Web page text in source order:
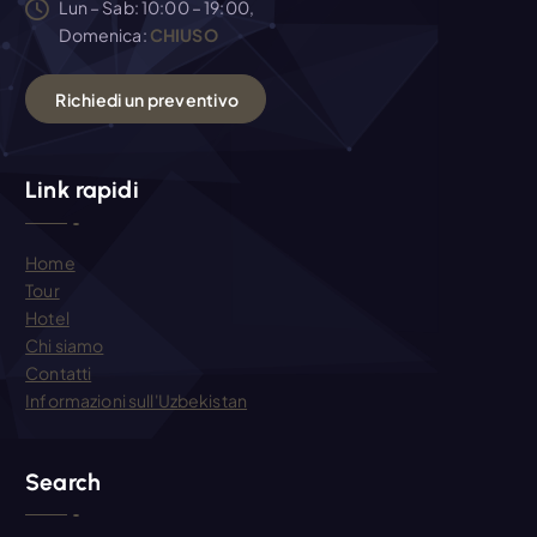
Lun – Sab: 10:00 – 19:00,
Domenica: CHIUSO
Richiediun preventivo
Link rapidi
Home
Tour
Hotel
Chi siamo
Contatti
Informazioni sull'Uzbekistan
Search